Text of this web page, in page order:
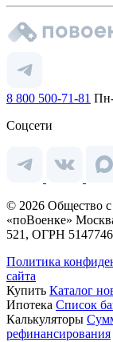
8 800 500-71-81
Соцсети
© 2026 Общество с
«поВоенке»
521, ОГРН
Политика
сайта
Купить Каталог
Ипотека Список
Калькуляторы
рефинансирования